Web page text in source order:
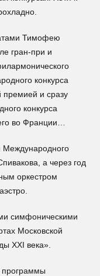
Тимофею
гран-при и
конкурса
премией и сразу
конкурса
во Франции…
Международного
а через год
оркестром
симфоническими
Московской
XXI века».
программы